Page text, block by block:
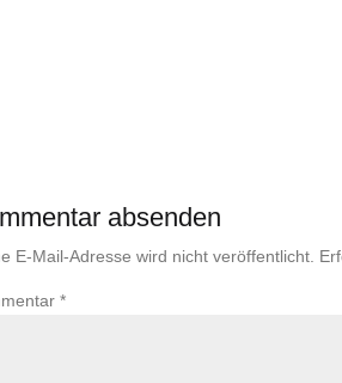
absenden
E-Mail-Adresse wird nicht veröffentlicht.
*